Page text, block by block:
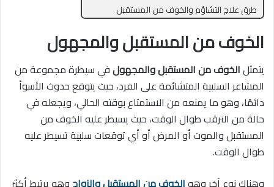
طرق علاج التشاؤم والخوف من المستقبل
الخوف من المستقبل والمجهول
يتمثلالخوف من المستقبل والمجهولفي سيطرة مجموعة من
المشاعر السلبية المتشائمة على الفرد، حيث يتوقع حدوث الأسوأ
دائمًا، وهو ما يمنعه من الاستمتاع بوقته الحالي، ويجعله في
حالة من الترقب طوال الوقت، حيث يسيطر عليه الخوف من
المستقبل والموت أو المرض أو أي توقعات سلبية تسيطر عليه
طوال الوقت.